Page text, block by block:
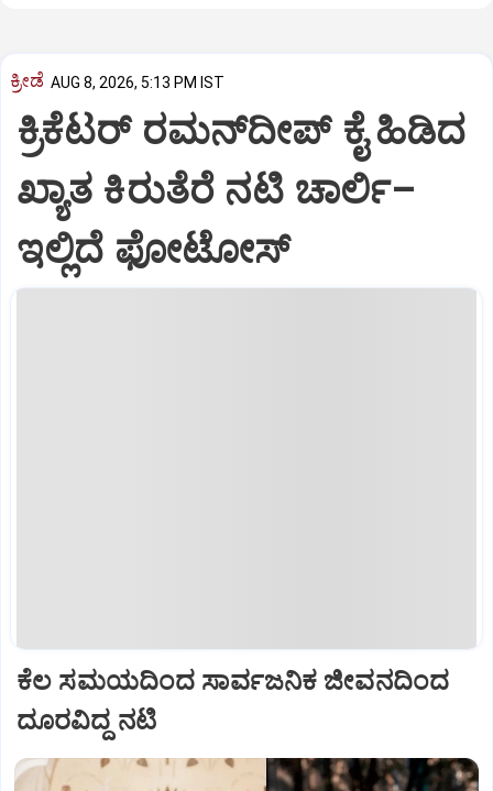
ಕ್ರೀಡೆ AUG 8, 2026, 5:13 PM IST
ಕ್ರಿಕೆಟರ್‌ ರಮನ್‌ದೀಪ್‌ ಕೈ ಹಿಡಿದ
ಖ್ಯಾತ ಕಿರುತೆರೆ ನಟಿ ಚಾರ್ಲಿ–
ಇಲ್ಲಿದೆ ಫೋಟೋಸ್
ಕೆಲ ಸಮಯದಿಂದ ಸಾರ್ವಜನಿಕ ಜೀವನದಿಂದ
ದೂರವಿದ್ದ ನಟಿ